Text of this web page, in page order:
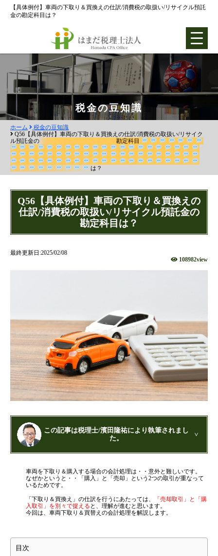
【具体例付】車両の下取り＆買換えの仕訳/消費税の取扱い/リサイクル預託
金の勘定科目は？
ホーム
各種支援業務
会社設立支援
会社設立0円プラン
株式会社設立
合同会社設立
社団法人設立
財団法人設立
NPO法人設立
当事務所に依頼するメリット
計画を立てることで見えてくるもの
承認のメリット
承認要件
留意事項
当税理士法人のサービス
資金調達支援
融資による資金調達について
金融機関の融資のポイント
融資を受けやすくする経営
金融機関から調達するメリットとデメリット
VCによる資金調達
料金案内
創業3年目までの特別料金
税金の豆知識
ホーム
税金の豆知識
Q56【具体例付】車両の下取り＆買換えの仕訳/消費税の取扱い/リサイク
ル預託金の
勘定科目
は？
Q56【具体例付】車両の下取り＆買換えの
仕訳/消費税の取扱い/リサイクル預託金の
勘定科目は？
最終更新日:2025/02/08
108982view
この記事は税理士/濱田隆祐により執筆されまし
た。
はまだ税理士法人 の代表税理士
近畿税理士会 神戸支部：登録番号121899
兵庫県行政書士会：登録番号19300373
1973年生まれ、大阪府豊中市出身
あずさ監査法人出身
相続専門サイト：
車両を下取り＆購入する場合の会計処理は・・意外と難しいです。
なぜかというと・・「購入」と「売却」という2つの取引が重なって
いるためです。
「下取り＆買換え」の仕訳を行うにあたっては、
「売却取引」と「購
入取引」を別々で捉える と、理解が進むと思います。
今回は、車両下取り＆買替えの会計処理を解説します。
目次